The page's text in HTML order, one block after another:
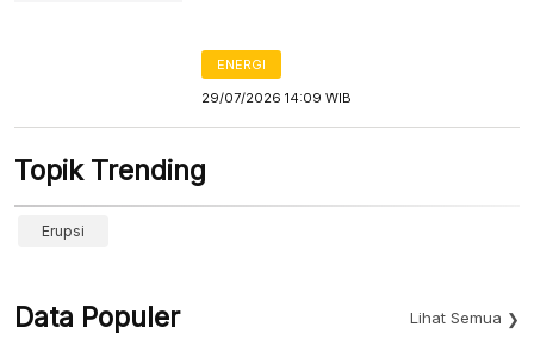
ENERGI
29/07/2026 14:09 WIB
Topik Trending
Erupsi
Data Populer Lihat Semua